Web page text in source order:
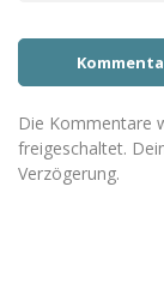
Die Kommentare
freigeschaltet.
Verzögerung.